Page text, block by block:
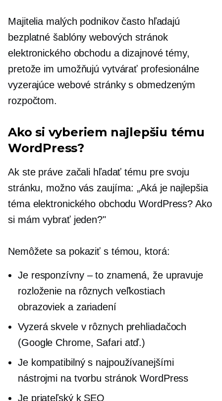
Majitelia malých podnikov často hľadajú
bezplatné šablóny webových stránok
elektronického obchodu a dizajnové témy,
pretože im umožňujú vytvárať profesionálne
vyzerajúce webové stránky s obmedzeným
rozpočtom.
Ako si vyberiem najlepšiu tému
WordPress?
Ak ste práve začali hľadať tému pre svoju
stránku, možno vás zaujíma: „Aká je najlepšia
téma elektronického obchodu WordPress? Ako
si mám vybrať jeden?"
Nemôžete sa pokaziť s témou, ktorá:
Je responzívny – to znamená, že upravuje
rozloženie na rôznych veľkostiach
obrazoviek a zariadení
Vyzerá skvele v rôznych prehliadačoch
(Google Chrome, Safari atď.)
Je kompatibilný s najpoužívanejšími
nástrojmi na tvorbu stránok WordPress
Je priateľský k SEO